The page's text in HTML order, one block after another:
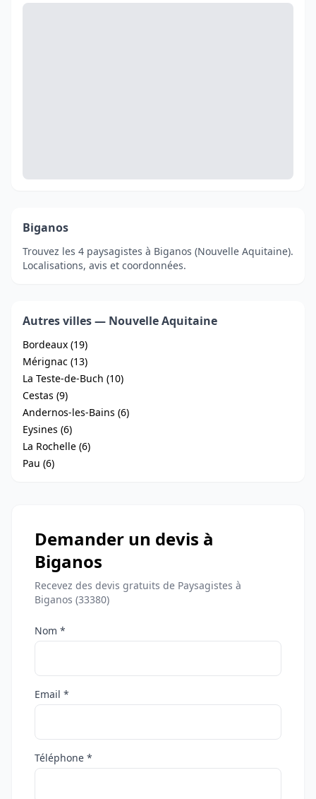
Biganos
Trouvez les 4 paysagistes à Biganos (Nouvelle Aquitaine).
Localisations, avis et coordonnées.
Autres villes — Nouvelle Aquitaine
Bordeaux (19)
Mérignac (13)
La Teste-de-Buch (10)
Cestas (9)
Andernos-les-Bains (6)
Eysines (6)
La Rochelle (6)
Pau (6)
Demander un devis à
Biganos
Recevez des devis gratuits de Paysagistes à
Biganos (33380)
Nom *
Email *
Téléphone *